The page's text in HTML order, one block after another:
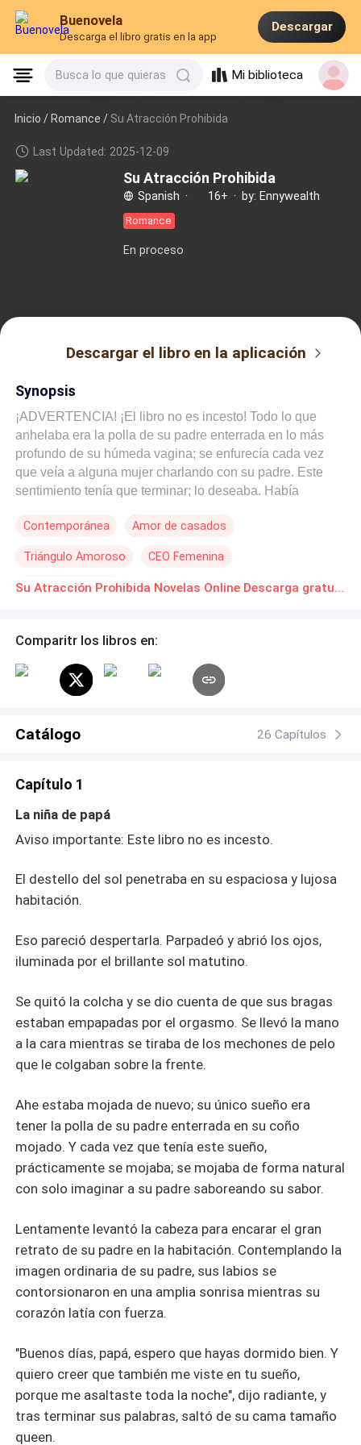
Buenovela
Descarga el libro gratis en la app
Descargar
Busca lo que quieras Mi biblioteca
Inicio /Romance / Su Atracción Prohibida
Last Updated: 2025-12-09
Su Atracción Prohibida
Spanish · 16+ · by: Ennywealth
Romance
En proceso
Descargar el libro en la aplicación
Synopsis
¡ADVERTENCIA! ¡El libro no es incesto! Todo lo que
anhelaba era la polla de su padre enterrada en lo más
profundo de su húmeda vagina; se enfurecía cada vez
que veía a alguna mujer charlando con su padre. Este
sentimiento tenía que terminar; lo deseaba. Había
atención, pues era una belleza digna de admirar, pero
deseó que su madre estuviera siempre de viaje de
negocios, para tener todo el tiempo con su atractivo
como una simple atracción se convirtió en lujuria, pura
siempre estaba de viaje de negocios, así que apenas
cuidaba de su única hija. Esto la hizo encariñarse con su
enamoraron, pero cada uno intentó ocultar sus
reprimirse. ¿Conseguirían Daniella y su padre romper el
lujuria entre ellos en amor? ¡Lee! Para encontrar todas
las respuestas.
Contemporánea Amor de casados
Triángulo Amoroso CEO Femenina
Deseo de Control Su Atracción Prohibida Novelas Online Descarga gratuita de PDF
Comparitr los libros en:
Catálogo 26 Capítulos
Capítulo 1
La niña de papá
Aviso importante: Este libro no es incesto.
El destello del sol penetraba en su espaciosa y lujosa
habitación.
Eso pareció despertarla. Parpadeó y abrió los ojos,
iluminada por el brillante sol matutino.
Se quitó la colcha y se dio cuenta de que sus bragas
estaban empapadas por el orgasmo. Se llevó la mano
a la cara mientras se tiraba de los mechones de pelo
que le colgaban sobre la frente.
Ahe estaba mojada de nuevo; su único sueño era
tener la polla de su padre enterrada en su coño
mojado. Y cada vez que tenía este sueño,
prácticamente se mojaba; se mojaba de forma natural
con solo imaginar a su padre saboreando su sabor.
Lentamente levantó la cabeza para encarar el gran
retrato de su padre en la habitación. Contemplando la
imagen ordinaria de su padre, sus labios se
contorsionaron en una amplia sonrisa mientras su
corazón latía con fuerza.
"Buenos días, papá, espero que hayas dormido bien. Y
quiero creer que también me viste en tu sueño,
porque me asaltaste toda la noche", dijo radiante, y
tras terminar sus palabras, saltó de su cama tamaño
queen.